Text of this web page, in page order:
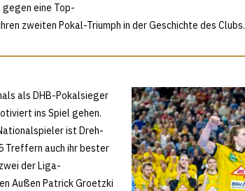
eine Top-
zweiten Pokal-Triumph in der Geschichte des Clubs.
als DHB-Pokalsieger
ins Spiel gehen.
ist Dreh-
Treffern auch ihr bester
der Liga-
Außen Patrick Groetzki